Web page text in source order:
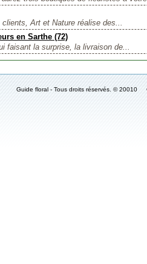
Art et Nature réalise des...
en Sarthe (72)
faisant la surprise, la livraison de...
Guide floral - Tous droits réservés. ©